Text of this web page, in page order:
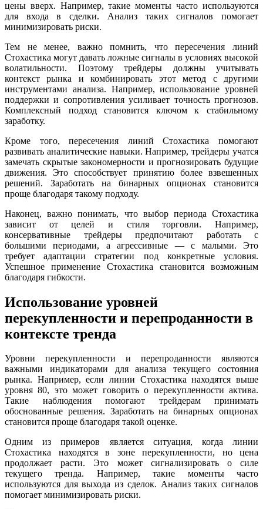
цены вверх. Например, такие моменты часто используются
для входа в сделки. Анализ таких сигналов помогает
минимизировать риски.
Тем не менее, важно помнить, что пересечения линий
Стохастика могут давать ложные сигналы в условиях высокой
волатильности. Поэтому трейдеры должны учитывать
контекст рынка и комбинировать этот метод с другими
инструментами анализа. Например, использование уровней
поддержки и сопротивления усиливает точность прогнозов.
Комплексный подход становится ключом к стабильному
заработку.
Кроме того, пересечения линий Стохастика помогают
развивать аналитические навыки. Например, трейдеры учатся
замечать скрытые закономерности и прогнозировать будущие
движения. Это способствует принятию более взвешенных
решений. Заработать на бинарных опционах становится
проще благодаря такому подходу.
Наконец, важно понимать, что выбор периода Стохастика
зависит от целей и стиля торговли. Например,
консервативные трейдеры предпочитают работать с
большими периодами, а агрессивные — с малыми. Это
требует адаптации стратегии под конкретные условия.
Успешное применение Стохастика становится возможным
благодаря гибкости.
Использование уровней
перекупленности и перепроданности в
контексте тренда
Уровни перекупленности и перепроданности являются
важными индикаторами для анализа текущего состояния
рынка. Например, если линии Стохастика находятся выше
уровня 80, это может говорить о перекупленности актива.
Такие наблюдения помогают трейдерам принимать
обоснованные решения. Заработать на бинарных опционах
становится проще благодаря такой оценке.
Одним из примеров является ситуация, когда линии
Стохастика находятся в зоне перекупленности, но цена
продолжает расти. Это может сигнализировать о силе
текущего тренда. Например, такие моменты часто
используются для выхода из сделок. Анализ таких сигналов
помогает минимизировать риски.